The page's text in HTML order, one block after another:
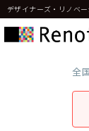
デザイナーズ・リノベ
全